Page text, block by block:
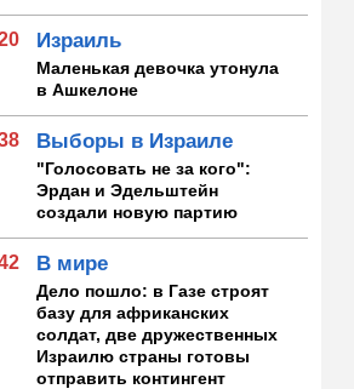
Израиль
Маленькая девочка утонула
в Ашкелоне
Выборы в Израиле
"Голосовать не за кого":
Эрдан и Эдельштейн
создали новую партию
В мире
Дело пошло: в Газе строят
базу для африканских
солдат, две дружественных
Израилю страны готовы
отправить контингент